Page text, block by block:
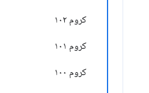
کروم ۱۰۲
کروم ۱۰۱
کروم ۱۰۰